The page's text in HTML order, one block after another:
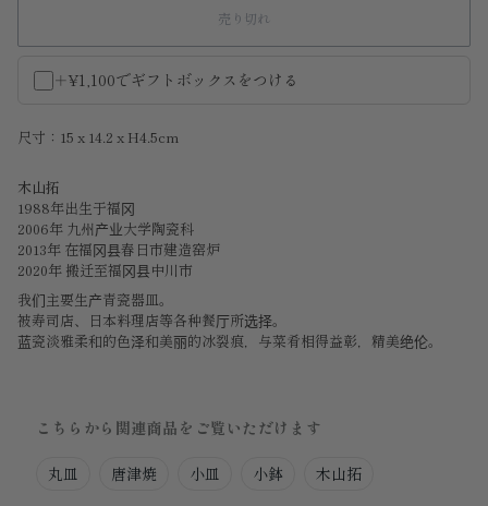
売り切れ
＋¥1,100でギフトボックスをつける
尺寸：15 x 14.2 x H4.5cm
木山拓
1988年出生于福冈
2006年 九州产业大学陶瓷科
2013年 在福冈县春日市建造窑炉
2020年 搬迁至福冈县中川市
我们主要生产青瓷器皿。
被寿司店、日本料理店等各种餐厅所选择。
蓝瓷淡雅柔和的色泽和美丽的冰裂痕，与菜肴相得益彰，精美绝伦。
こちらから関連商品をご覧いただけます
丸皿 唐津焼 小皿 小鉢 木山拓